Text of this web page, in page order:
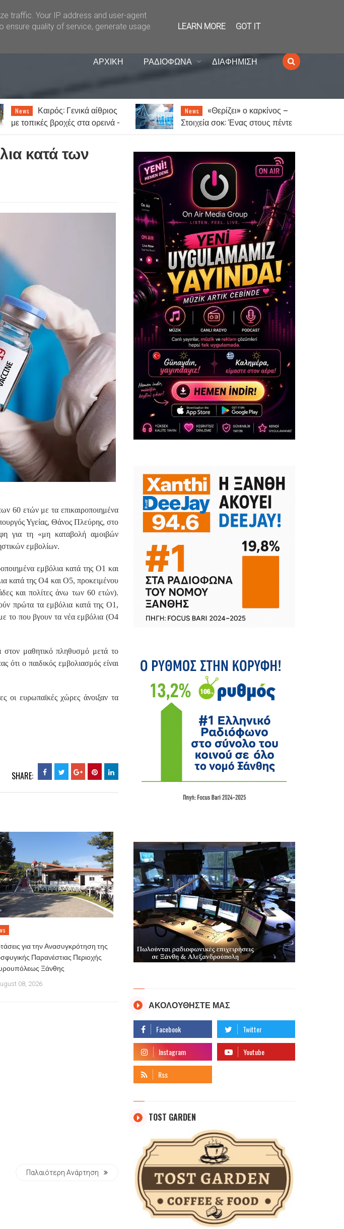
ΑΡΧΙΚΗ ΡΑΔΙΟΦΩΝΑ ΔΙΑΦΗΜΙΣΗ
News
Καιρός: Γενικά αίθριος
με τοπικές βροχές στα ορεινά -
News
«Θερίζει» ο καρκίνος –
Στοιχεία σοκ: Ένας στους πέντε
κατά των
60 ετών με τα επικαιροποιημένα
Υγείας, Θάνος Πλεύρης, στο
για τη «μη καταβολή αμοιβών
εμβολίων.
εμβόλια κατά της Ο1 και
κατά της Ο4 και Ο5, προκειμένου
και πολίτες άνω των 60 ετών).
πρώτα τα εμβόλια κατά της Ο1,
το που βγουν τα νέα εμβόλια (Ο4
στον μαθητικό πληθυσμό μετά το
ότι ο παιδικός εμβολιασμός είναι
οι ευρωπαϊκές χώρες άνοιξαν τα
SHARE:
για την Ανασυγκρότηση της
Παρανέστιας Περιοχής
Ξάνθης
08, 2026
Παλαιότερη Ανάρτηση
ΑΚΟΛΟΥΘΗΣΤΕ ΜΑΣ
TOST GARDEN
traffic. Your IP address and user-agent
quality of service, generate usage
LEARN MORE GOT IT